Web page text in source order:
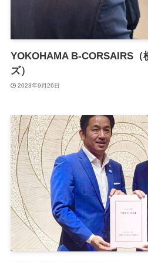
YOKOHAMA B-CORSAIRS（
ズ）
2023年9月26日